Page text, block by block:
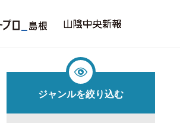
ジャンルを絞り込む